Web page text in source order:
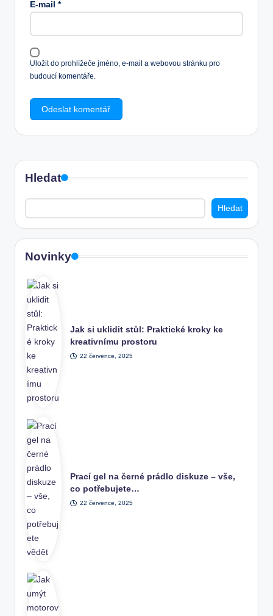
E-mail *
Uložit do prohlížeče jméno, e-mail a webovou stránku pro
budoucí komentáře.
Hledat
Hledat
Novinky
Jak si uklidit stůl: Praktické kroky ke
kreativnímu prostoru
22 července, 2025
Prací gel na černé prádlo diskuze – vše,
co potřebujete…
22 července, 2025